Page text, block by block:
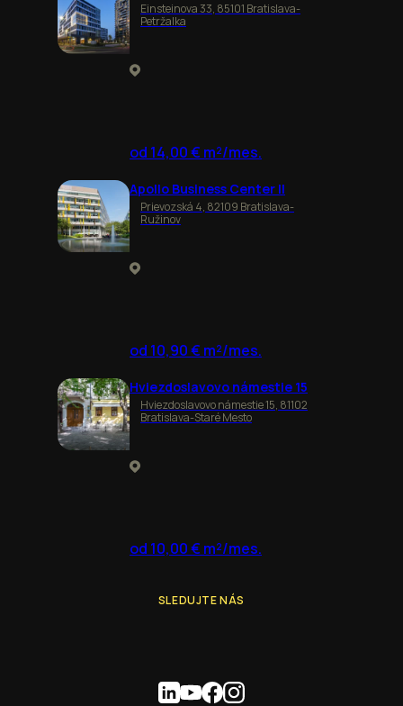
Einsteinova 33, 85101 Bratislava-
Petržalka
od 14,00 € m²/mes.
Apollo Business Center II
Prievozská 4, 82109 Bratislava-
Ružinov
od 10,90 € m²/mes.
Hviezdoslavovo námestie 15
Hviezdoslavovo námestie 15, 81102
Bratislava-Staré Mesto
od 10,00 € m²/mes.
SLEDUJTE NÁS